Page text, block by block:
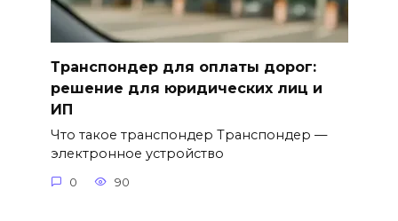
Транспондер для оплаты дорог:
решение для юридических лиц и
ИП
Что такое транспондер Транспондер —
электронное устройство
0 90